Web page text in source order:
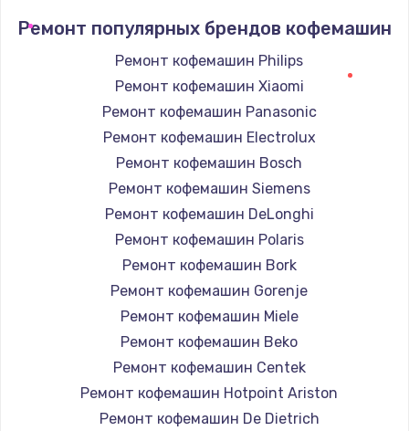
Ремонт популярных брендов кофемашин
Ремонт кофемашин Philips
Ремонт кофемашин Xiaomi
Ремонт кофемашин Panasonic
Ремонт кофемашин Electrolux
Ремонт кофемашин Bosch
Ремонт кофемашин Siemens
Ремонт кофемашин DeLonghi
Ремонт кофемашин Polaris
Ремонт кофемашин Bork
Ремонт кофемашин Gorenje
Ремонт кофемашин Miele
Ремонт кофемашин Beko
Ремонт кофемашин Centek
Ремонт кофемашин Hotpoint Ariston
Ремонт кофемашин De Dietrich